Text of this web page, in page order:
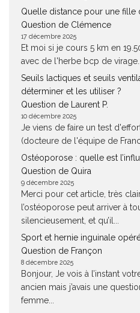
Quelle distance pour une fille
Question de Clémence
17 décembre 2025
Et moi si je cours 5 km en
avec de l'herbe bcp de virage...
Seuils lactiques et seuils
déterminer et les utiliser ?
Question de Laurent P.
10 décembre 2025
Je viens de faire un test
(docteure de l'équipe de
Ostéoporose : quelle est
Question de Quira
9 décembre 2025
Merci pour cet article, très
l’ostéoporose peut arriver à
silencieusement, et qu’il...
Sport et hernie inguinale
Question de Françon
8 décembre 2025
Bonjour, Je vois à l’instant
ancien mais j’avais une
femme...